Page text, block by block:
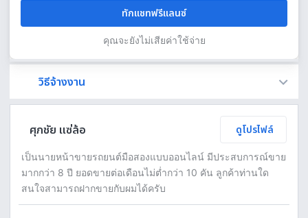
ทักแชทฟรีแลนซ์
คุณจะยังไม่เสียค่าใช้จ่าย
วิธีจ้างงาน
ศุภชัย แซ่ล้อ ดูโปรไฟล์
เป็นนายหน้าขายรถยนต์มือสองแบบออนไลน์ มีประสบการณ์ขาย
มากกว่า 8 ปี ยอดขายต่อเดือนไม่ต่ำกว่า 10 คัน ลูกค้าท่านใด
สนใจสามารถฝากขายกับผมได้ครับ